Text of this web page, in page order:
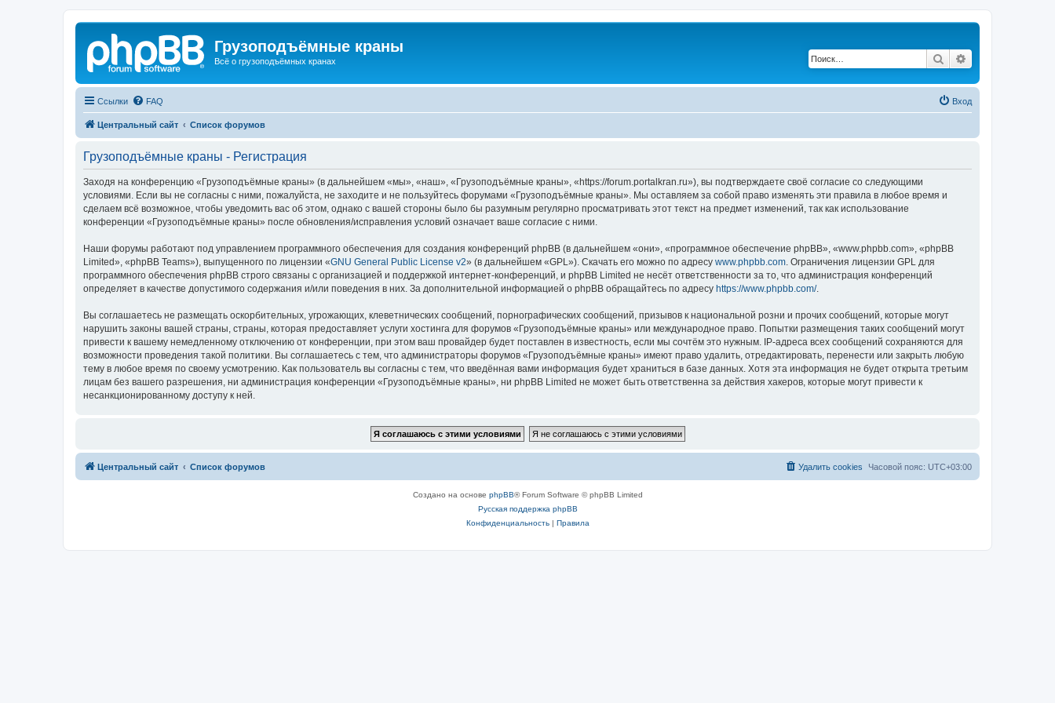
Грузоподъёмные краны
Всё о грузоподъёмных кранах Поиск
Ссылки FAQ Вход
Центральный сайт Список форумов
Грузоподъёмные краны - Регистрация
Заходя на конференцию «Грузоподъёмные краны» (в дальнейшем «мы», «наш», «Грузоподъёмные краны», «https://forum.portalkran.ru»), вы подтверждаете своё согласие со следующими
условиями. Если вы не согласны с ними, пожалуйста, не заходите и не пользуйтесь форумами «Грузоподъёмные краны». Мы оставляем за собой право изменять эти правила в любое время и
сделаем всё возможное, чтобы уведомить вас об этом, однако с вашей стороны было бы разумным регулярно просматривать этот текст на предмет изменений, так как использование
конференции «Грузоподъёмные краны» после обновления/исправления условий означает ваше согласие с ними.
Наши форумы работают под управлением программного обеспечения для создания конференций phpBB (в дальнейшем «они», «программное обеспечение phpBB», «www.phpbb.com», «phpBB
Limited», «phpBB Teams»), выпущенного по лицензии «GNU General Public License v2» (в дальнейшем «GPL»). Скачать его можно по адресу www.phpbb.com . Ограничения лицензии GPL для
программного обеспечения phpBB строго связаны с организацией и поддержкой интернет-конференций, и phpBB Limited не несёт ответственности за то, что администрация конференций
определяет в качестве допустимого содержания и/или поведения в них. За дополнительной информацией о phpBB обращайтесь по адресу https://www.phpbb.com/.
Вы соглашаетесь не размещать оскорбительных, угрожающих, клеветнических сообщений, порнографических сообщений, призывов к национальной розни и прочих сообщений, которые могут
нарушить законы вашей страны, страны, которая предоставляет услуги хостинга для форумов «Грузоподъёмные краны» или международное право. Попытки размещения таких сообщений могут
привести к вашему немедленному отключению от конференции, при этом ваш провайдер будет поставлен в известность, если мы сочтём это нужным. IP-адреса всех сообщений сохраняются для
возможности проведения такой политики. Вы соглашаетесь с тем, что администраторы форумов «Грузоподъёмные краны» имеют право удалить, отредактировать, перенести или закрыть любую
тему в любое время по своему усмотрению. Как пользователь вы согласны с тем, что введённая вами информация будет храниться в базе данных. Хотя эта информация не будет открыта третьим
лицам без вашего разрешения, ни администрация конференции «Грузоподъёмные краны», ни phpBB Limited не может быть ответственна за действия хакеров, которые могут привести к
несанкционированному доступу к ней.
Центральный сайт Список форумов Часовой пояс: UTC+03:00
Удалить cookies
Создано на основе phpBB® Forum Software © phpBB Limited
Русская поддержка phpBB
Конфиденциальность| Правила